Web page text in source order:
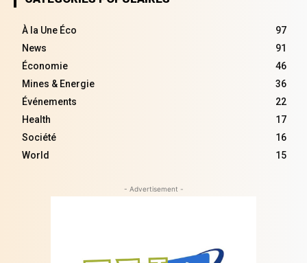
À la Une Éco
97
News
91
Économie
46
Mines & Energie
36
Événements
22
Health
17
Société
16
World
15
- Advertisement -